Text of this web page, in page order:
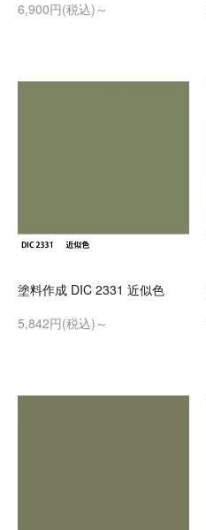
6,900円(税込)～
塗料作成 DIC 2331 近似色
5,842円(税込)～